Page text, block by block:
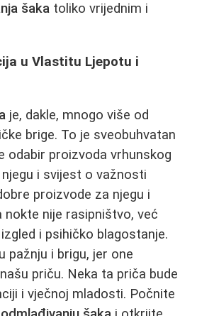
šaka toliko vrijednim i
u Vlastitu Ljepotu i
je, dakle, mnogo više od
brige. To je sveobuhvatan
odabir proizvoda vrhunskog
i svijest o važnosti
proizvode za njegu i
nokte nije rasipništvo, već
i psihičko blagostanje.
pažnju i brigu, jer one
priču. Neka ta priča bude
i vječnoj mladosti. Počnite